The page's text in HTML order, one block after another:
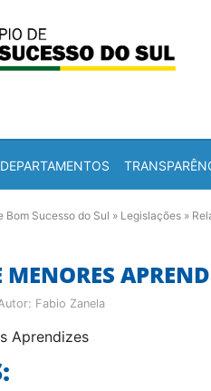
Aberta
DEPARTAMENTOS
Bom Sucesso do Sul » Legislações »
MENORES
Fabio Zanela
Aprendizes